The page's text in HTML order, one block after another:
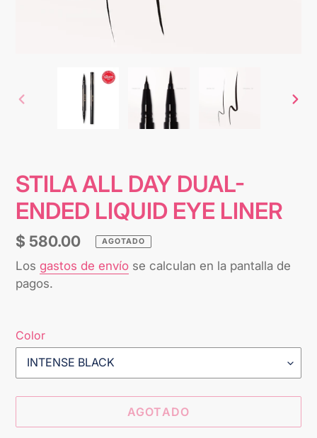
STILA ALL DAY DUAL-
ENDED LIQUID EYE LINER
Precio
habitual
$ 580.00 AGOTADO
Los gastos de envío se calculan en la pantalla de
pagos.
Color
AGOTADO